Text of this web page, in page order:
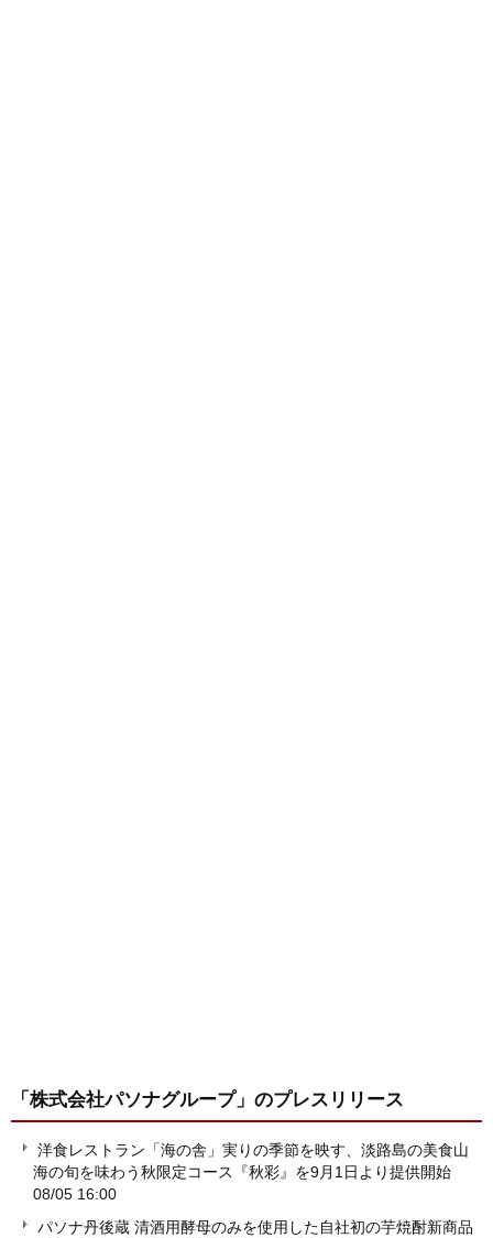
「株式会社パソナグループ」 のプレスリリース
洋食レストラン「海の舎」実りの季節を映す、淡路島の美食山
海の旬を味わう秋限定コース『秋彩』を9月1日より提供開始
08/05 16:00
パソナ丹後蔵 清酒用酵母のみを使用した自社初の芋焼酎新商品